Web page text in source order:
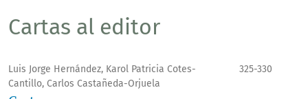
Cartas al editor
Luis Jorge Hernández, Karol Patricia Cotes-
Cantillo, Carlos Castañeda-Orjuela
325-330